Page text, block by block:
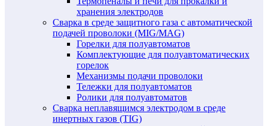
хранения электродов
Сварка в среде защитного газа с автоматической
подачей проволоки (MIG/MAG)
Горелки для полуавтоматов
Комплектующие для полуавтоматических
горелок
Механизмы подачи проволоки
Тележки для полуавтоматов
Ролики для полуавтоматов
Сварка неплавящимся электродом в среде
инертных газов (TIG)